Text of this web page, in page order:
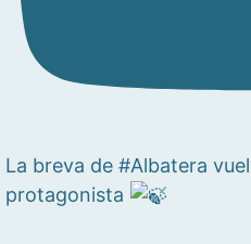
La breva de #Albatera
protagonista